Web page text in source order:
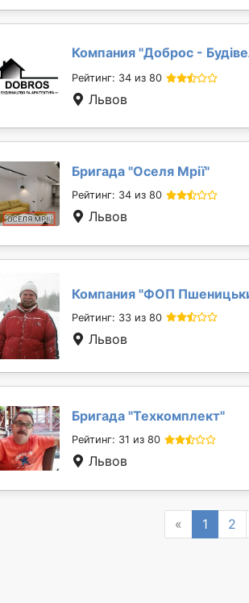
Компания "Доброс -
Рейтинг: 34 из 80
Львов
Бригада "Оселя Мрії"
Рейтинг: 34 из 80
Львов
Компания "ФОП
Рейтинг: 33 из 80
Львов
Бригада "Техкомплект"
Рейтинг: 31 из 80
Львов
« Previous
1 2